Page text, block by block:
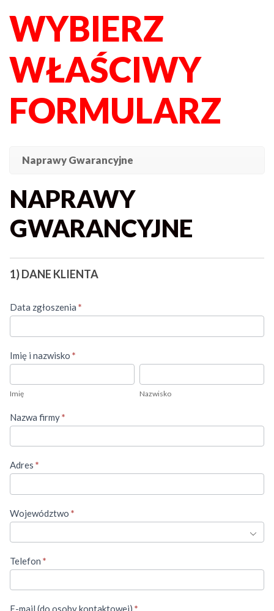
WYBIERZ
WŁAŚCIWY
FORMULARZ
Naprawy Gwarancyjne
NAPRAWY
GWARANCYJNE
1) DANE KLIENTA
Data zgłoszenia *
Imię i nazwisko *
Imię
Imię
Nazwisko
Nazwisko
Nazwa firmy*
Adres *
Województwo *
Telefon *
E-mail (do osoby kontaktowej) *